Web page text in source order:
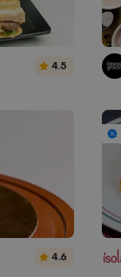
4.5
4.6